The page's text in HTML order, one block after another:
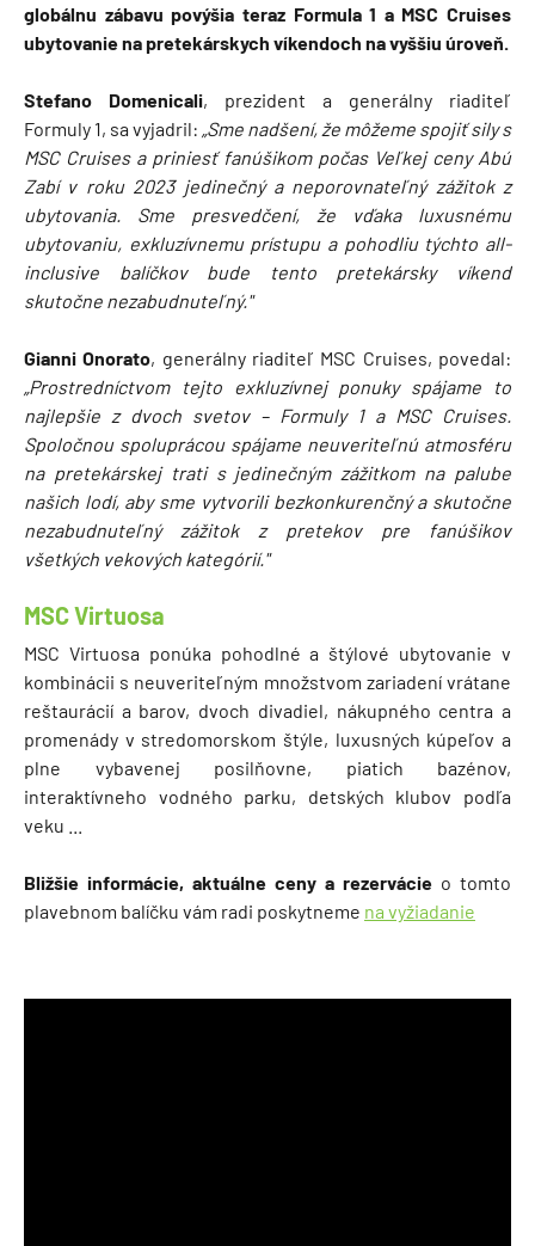
globálnu zábavu povýšia teraz Formula 1 a MSC Cruises
ubytovanie na pretekárskych víkendoch na vyššiu úroveň.
Stefano Domenicali, prezident a generálny riaditeľ
Formuly 1, sa vyjadril: „Sme nadšení, že môžeme spojiť sily s
MSC Cruises a priniesť fanúšikom počas Veľkej ceny Abú
Zabí v roku 2023 jedinečný a neporovnateľný zážitok z
ubytovania. Sme presvedčení, že vďaka luxusnému
ubytovaniu, exkluzívnemu prístupu a pohodliu týchto all-
inclusive balíčkov bude tento pretekársky víkend
skutočne nezabudnuteľný."
Gianni Onorato, generálny riaditeľ MSC Cruises, povedal:
„Prostredníctvom tejto exkluzívnej ponuky spájame to
najlepšie z dvoch svetov – Formuly 1 a MSC Cruises.
Spoločnou spoluprácou spájame neuveriteľnú atmosféru
na pretekárskej trati s jedinečným zážitkom na palube
našich lodí, aby sme vytvorili bezkonkurenčný a skutočne
nezabudnuteľný zážitok z pretekov pre fanúšikov
všetkých vekových kategórií."
MSC Virtuosa
MSC Virtuosa ponúka pohodlné a štýlové ubytovanie v
kombinácii s neuveriteľným množstvom zariadení vrátane
reštaurácií a barov, dvoch divadiel, nákupného centra a
promenády v stredomorskom štýle, luxusných kúpeľov a
plne vybavenej posilňovne, piatich bazénov,
interaktívneho vodného parku, detských klubov podľa
veku ...
Bližšie informácie, aktuálne ceny a rezervácie o tomto
plavebnom balíčku vám radi poskytneme na vyžiadanie